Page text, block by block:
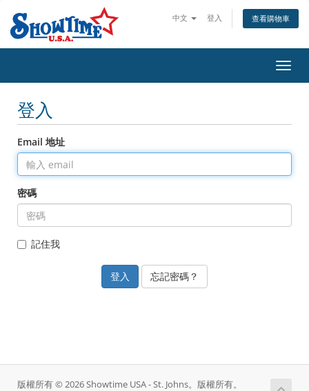
中文 登入 查看購物車
切
換
登入
Email 地址
密碼
記住我
忘記密碼？
版權所有 © 2026 Showtime USA - St. Johns。版權所有。